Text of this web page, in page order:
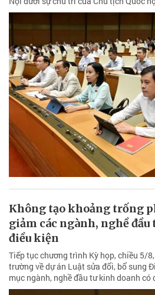
Không tạo khoảng trống
giảm các ngành, nghề
điều kiện
Tiếp tục chương trình Kỳ họp, chiều 5/
trường về dự án Luật sửa đổi, bổ sung
mục ngành, nghề đầu tư kinh doanh